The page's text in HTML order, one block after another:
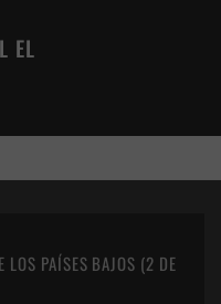
EL
LOS PAÍSES BAJOS (2 DE